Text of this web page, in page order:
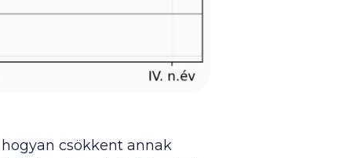
csökkent annak